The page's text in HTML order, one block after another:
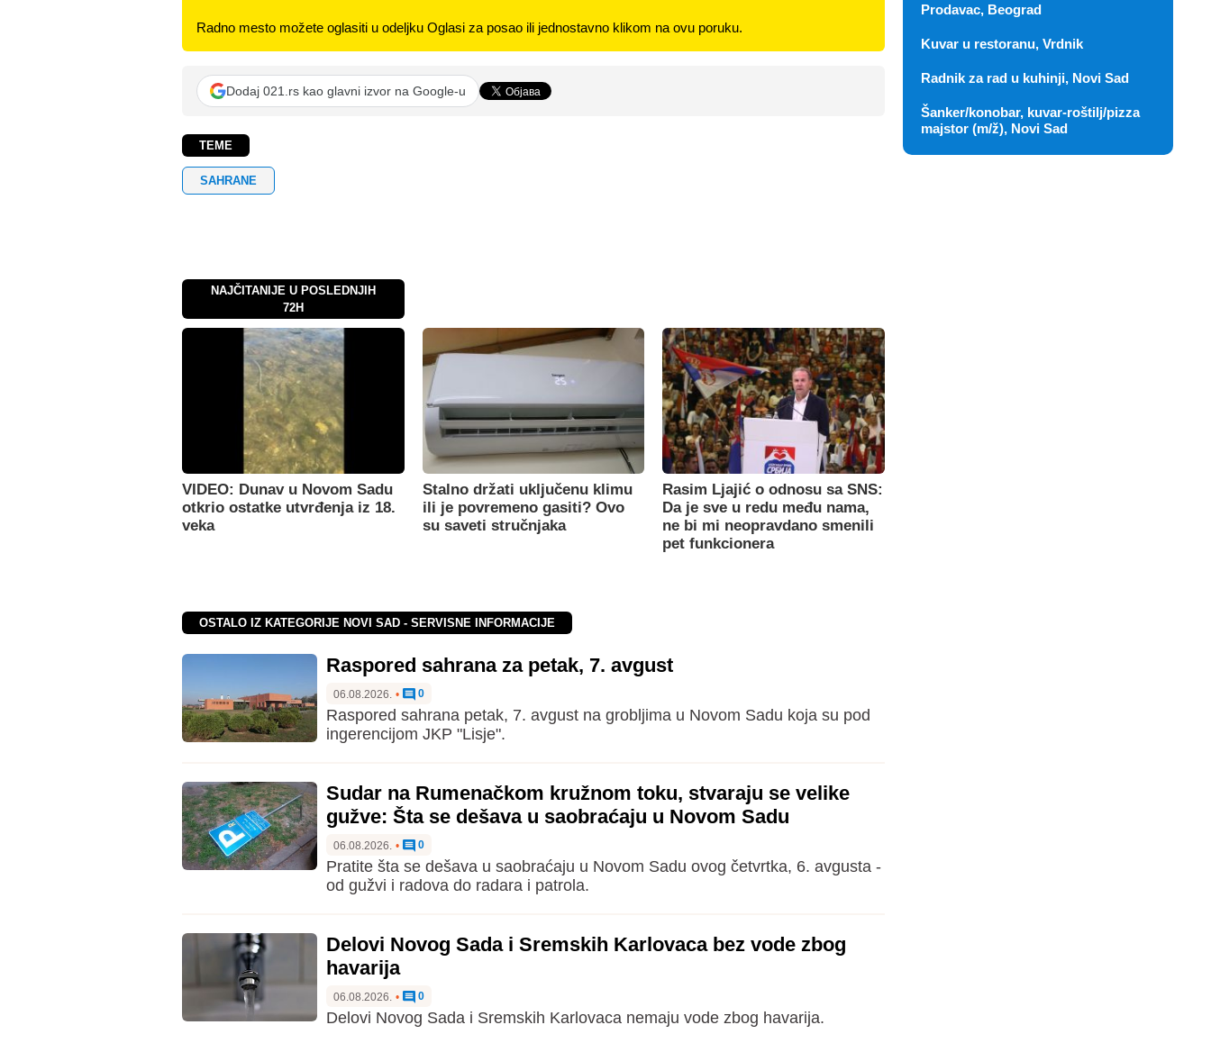
Radno mesto možete oglasiti u odeljku Oglasi za posao ili jednostavno klikom na ovu poruku.
Dodaj 021.rs kao glavni izvor na Google-u
TEME
SAHRANE
NAJČITANIJE U POSLEDNJIH
72H
VIDEO: Dunav u Novom Sadu
otkrio ostatke utvrđenja iz 18.
veka
Stalno držati uključenu klimu
ili je povremeno gasiti? Ovo
su saveti stručnjaka
Rasim Ljajić o odnosu sa SNS:
Da je sve u redu među nama,
ne bi mi neopravdano smenili
pet funkcionera
OSTALO IZ KATEGORIJE NOVI SAD - SERVISNE INFORMACIJE
Raspored sahrana za petak, 7. avgust
06.08.2026. • 0
Raspored sahrana petak, 7. avgust na grobljima u Novom Sadu koja su pod
ingerencijom JKP "Lisje".
Sudar na Rumenačkom kružnom toku, stvaraju se velike
gužve: Šta se dešava u saobraćaju u Novom Sadu
06.08.2026. • 0
Pratite šta se dešava u saobraćaju u Novom Sadu ovog četvrtka, 6. avgusta -
od gužvi i radova do radara i patrola.
Delovi Novog Sada i Sremskih Karlovaca bez vode zbog
havarija
06.08.2026. • 0
Delovi Novog Sada i Sremskih Karlovaca nemaju vode zbog havarija.
Prodavac, Beograd
Kuvar u restoranu, Vrdnik
Radnik za rad u kuhinji, Novi Sad
Šanker/konobar, kuvar-roštilj/pizza
majstor (m/ž), Novi Sad